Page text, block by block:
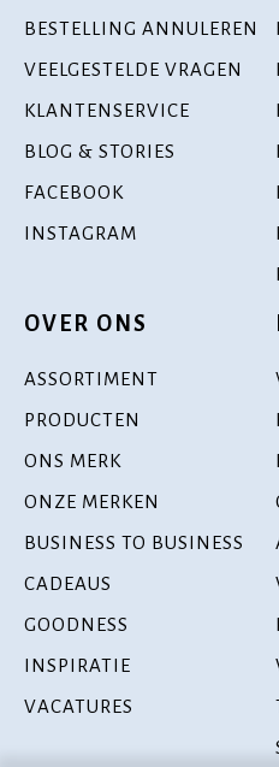
BESTELLING ANNULEREN
VEELGESTELDE VRAGEN
KLANTENSERVICE
BLOG & STORIES
FACEBOOK
INSTAGRAM
OVER ONS
ASSORTIMENT
PRODUCTEN
ONS MERK
ONZE MERKEN
BUSINESS TO BUSINESS
CADEAUS
GOODNESS
INSPIRATIE
VACATURES